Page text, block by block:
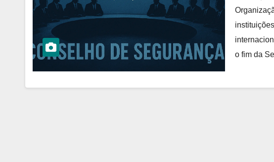
o fim da